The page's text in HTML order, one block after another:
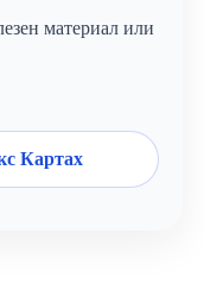
материал или
Картах